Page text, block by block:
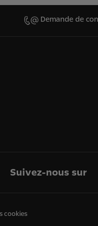
Demande de
Suivez-nous sur
cookies